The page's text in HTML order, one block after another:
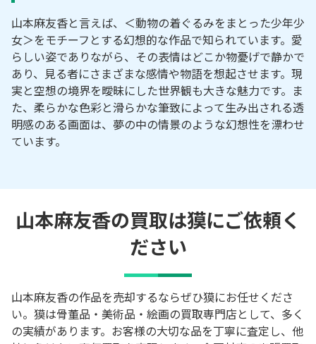
山本麻友香と言えば、＜動物の着ぐるみをまとった少年少
女＞をモチーフとする幻想的な作品で知られています。愛
らしい姿でありながら、その表情はどこか物憂げで静かで
あり、見る者にさまざまな感情や物語を想起させます。現
実と空想の境界を曖昧にした世界観も大きな魅力です。ま
た、柔らかな色彩と滑らかな筆致によって生み出される透
明感のある画面は、夢の中の情景のような幻想性を漂わせ
ています。
山本麻友香の買取は獏にご依頼く
ださい
山本麻友香の作品を売却するならぜひ獏にお任せくださ
い。獏は骨董品・美術品・絵画の買取専門店として、多く
の実績があります。お客様の大切な品を丁寧に査定し、他